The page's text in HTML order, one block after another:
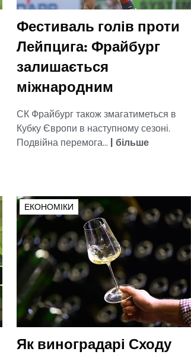
Фестиваль голів проти
Лейпцига: Фрайбург
залишається
міжнародним
СК Фрайбург також змагатиметься в
Кубку Європи в наступному сезоні.
Подвійна перемога... | більше
ЕКОНОМІКИ
Як виноградарі Сходу